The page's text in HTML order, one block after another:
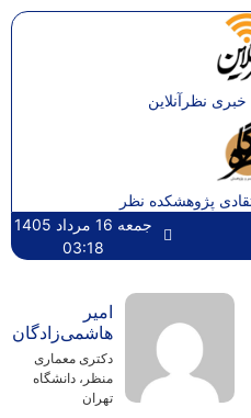
خبری نظرآنلاین
پژوهشکده نظر
جمعه 16 مرداد 1405
03:18
امیر
هاشمی‌زادگان
دکتری معماری
منظر، دانشگاه
تهران